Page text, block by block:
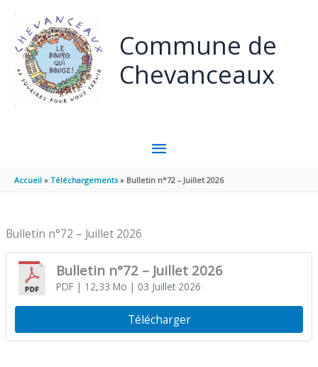
Commune de
Chevanceaux
MENU
PRINCIPAL
Accueil Téléchargements Bulletin n°72 – Juillet 2026
Bulletin n°72 – Juillet 2026
Bulletin n°72 – Juillet 2026
PDF| 12,33 Mo | 03 Juillet 2026
Télécharger